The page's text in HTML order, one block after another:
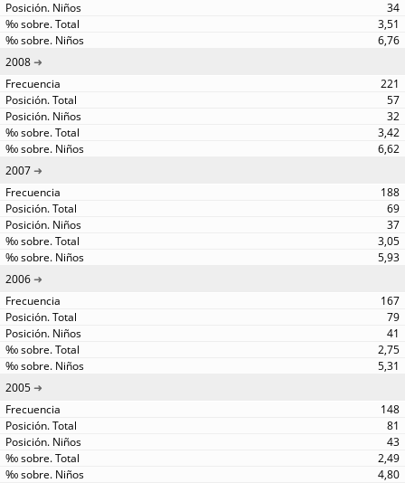
34
3,51
6,76
2008
221
57
32
3,42
6,62
2007
188
69
37
3,05
5,93
2006
167
79
41
2,75
5,31
2005
148
81
43
2,49
4,80